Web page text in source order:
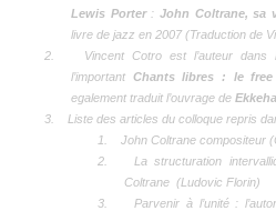
Lewis Porter:John Coltrane, sa
livre de jazz en 2007 (Traduction de
2.
Vincent Cotro est l’auteur dans
l’important Chants libres : le free
egalement traduit l’ouvrage de
3.
Liste des articles du colloque repris
1.
John Coltrane compositeur
2.
La structuration
Coltrane (Ludovic Florin)
3.
Parvenir à l’unité :